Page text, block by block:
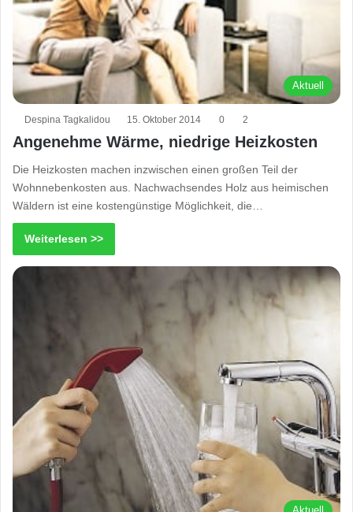
Aktuell
Despina Tagkalidou 15. Oktober 2014 0 2
Angenehme Wärme, niedrige Heizkosten
Die Heizkosten machen inzwischen einen großen Teil der
Wohnnebenkosten aus. Nachwachsendes Holz aus heimischen
Wäldern ist eine kostengünstige Möglichkeit, die…
Weiterlesen >>